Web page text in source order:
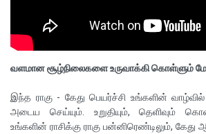
வளமான சூழ்நிலைகளை உருவாக்கி கொள்ளும்
இந்த ராகு - கேது பெயர்ச்சி உங்களின்
அடைய செய்யும். உறுதியும், தெளிவும்
உங்களின் ராசிக்கு ராகு பன்னிரெண்டிலும், கேது